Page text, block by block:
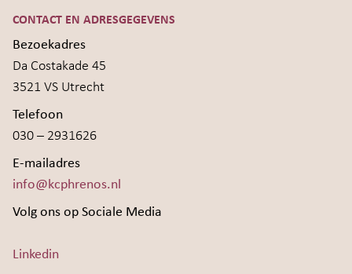
CONTACT EN ADRESGEGEVENS
Bezoekadres
Da Costakade 45
3521 VS Utrecht
Telefoon
030 – 2931626
E-mailadres
info@kcphrenos.nl
Volg ons op Sociale Media
Linkedin